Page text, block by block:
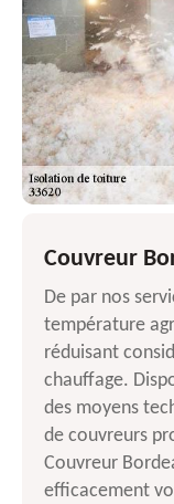
Couvreur
De par nos
température
réduisant
chauffage.
des moyens
de couvreurs
Couvreur
efficacement